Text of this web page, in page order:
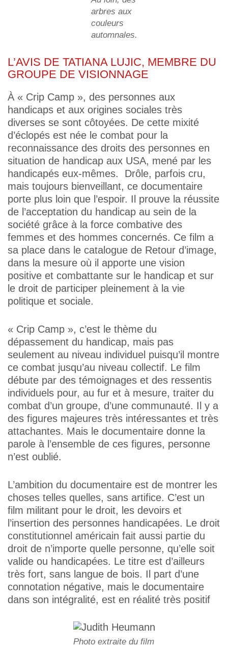
arbres aux
couleurs
automnales.
L’AVIS DE TATIANA LUJIC, MEMBRE DU
GROUPE DE VISIONNAGE
À « Crip Camp », des personnes aux
handicaps et aux origines sociales très
diverses se sont côtoyées. De cette mixité
d’éclopés est née le combat pour la
reconnaissance des droits des personnes en
situation de handicap aux USA, mené par les
handicapés eux-mêmes. Drôle, parfois cru,
mais toujours bienveillant, ce documentaire
porte plus loin que l’espoir. Il prouve la réussite
de l’acceptation du handicap au sein de la
société grâce à la force combative des
femmes et des hommes concernés. Ce film a
sa place dans le catalogue de Retour d’image,
dans la mesure où il apporte une vision
positive et combattante sur le handicap et sur
le droit de participer pleinement à la vie
politique et sociale.
« Crip Camp », c’est le thème du
dépassement du handicap, mais pas
seulement au niveau individuel puisqu’il montre
ce combat jusqu’au niveau collectif. Le film
débute par des témoignages et des ressentis
individuels pour, au fur et à mesure, traiter du
combat d’un groupe, d’une communauté. Il y a
des figures majeures très intéressantes et très
attachantes. Mais le documentaire donne la
parole à l’ensemble de ces figures, personne
n’est oublié.
L’ambition du documentaire est de montrer les
choses telles quelles, sans artifice. C’est un
film militant pour le droit, les devoirs et
l’insertion des personnes handicapées. Le droit
constitutionnel américain fait aussi partie du
droit de n’importe quelle personne, qu’elle soit
valide ou handicapées. Le titre est d’ailleurs
très fort, sans langue de bois. Il part d’une
connotation négative, mais le documentaire
dans son intégralité, est en réalité très positif
Photo extraite du film